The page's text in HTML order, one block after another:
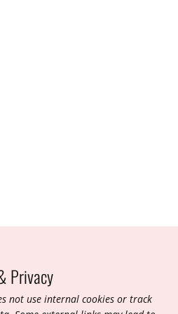
Privacy
not use internal cookies or track